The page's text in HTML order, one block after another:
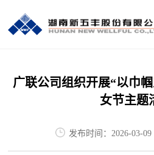
广联公司组织开展“以巾
女节主题
发布时间：2026-03-09